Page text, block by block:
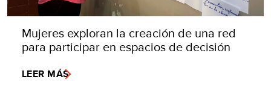
Mujeres exploran la creación de una red
para participar en espacios de decisión
LEER MÁS